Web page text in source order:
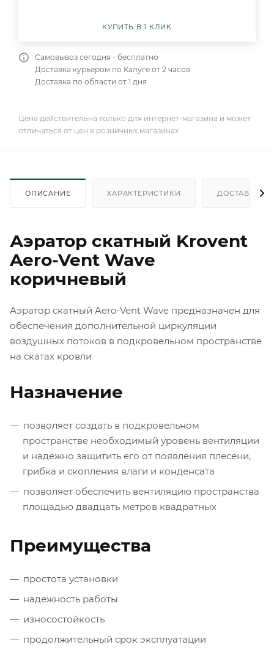
КУПИТЬ В 1 КЛИК
Самовывоз сегодня - бесплатно
Доставка курьером по Калуге от 2 часов
Доставка по области от 1 дня
Цена действительна только для интернет-магазина и может
отличаться от цен в розничных магазинах
ОПИСАНИЕ ХАРАКТЕРИСТИКИ ДОСТАВКА
Аэратор скатный Krovent
Aero-Vent Wave
коричневый
Аэратор скатный Aero-Vent Wave предназначен для
обеспечения дополнительной циркуляции
воздушных потоков в подкровельном пространстве
на скатах кровли
Назначение
позволяет создать в подкровельном
пространстве необходимый уровень вентиляции
и надежно защитить его от появления плесени,
грибка и скопления влаги и конденсата
позволяет обеспечить вентиляцию пространства
площадью двадцать метров квадратных
Преимущества
простота установки
надежность работы
износостойкость
продолжительный срок эксплуатации